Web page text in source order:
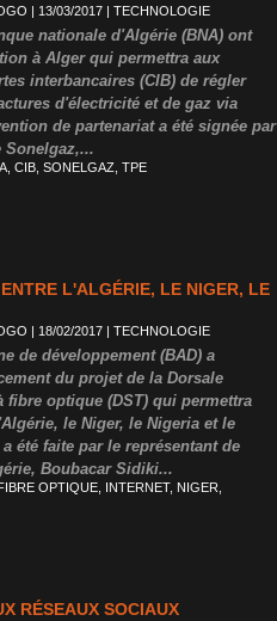
| 13/03/2017 | TECHNOLOGIE
nationale d'Algérie (BNA) ont
à Alger qui permettra aux
interbancaires (CIB) de régler
d'électricité et de gaz via
de partenariat a été signée par
Sonelgaz,...
CIB SONELGAZ TPE
L'ALGÉRIE, LE NIGER, LE
| 18/02/2017 | TECHNOLOGIE
de développement (BAD) a
du projet de la Dorsale
fibre optique (DST) qui permettra
le Niger, le Nigeria et le
a été faite par le représentant de
Boubacar Sidiki...
OPTIQUE INTERNET, NIGER
RÉSEAUX SOCIAUX